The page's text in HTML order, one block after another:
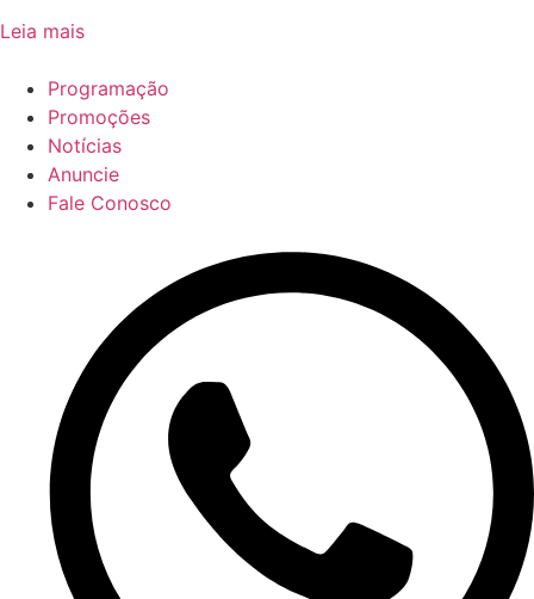
Leia mais
Programação
Promoções
Notícias
Anuncie
Fale Conosco